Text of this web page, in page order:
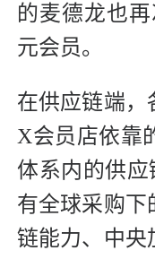
的麦德龙也
元会员。
在供应链端，
X会员店依靠
体系内的供应
有全球采购下
链能力、中央